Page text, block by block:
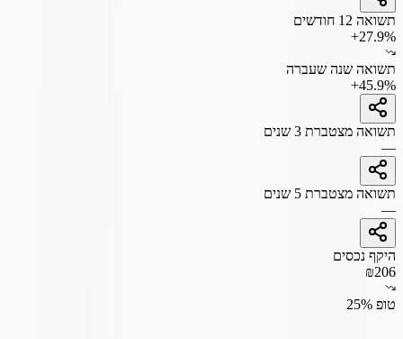
תשואה 12 חודשים
+27.9%
תשואה שנה שעברה
+45.9%
תשואה מצטברת 3 שנים
—
תשואה מצטברת 5 שנים
—
היקף נכסים
₪206
טופ 25%